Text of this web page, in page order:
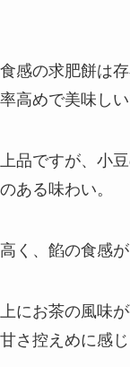
感の求肥餅は
高めで美味しい
品ですが、小
ある味わい。
く、餡の食感が
にお茶の風味
さ控えめに感じ